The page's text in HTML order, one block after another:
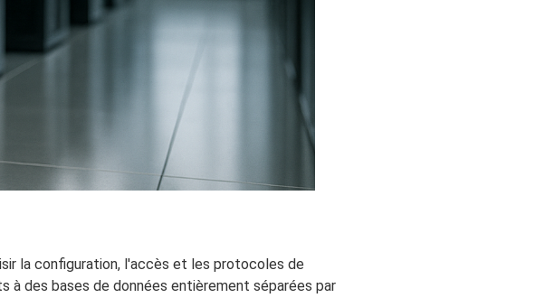
la configuration, l'accès et les protocoles de
à des bases de données entièrement séparées par